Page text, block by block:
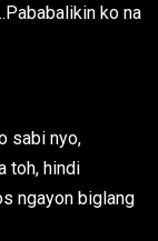
ko na
sabi nyo,
toh, hindi
ngayon biglang